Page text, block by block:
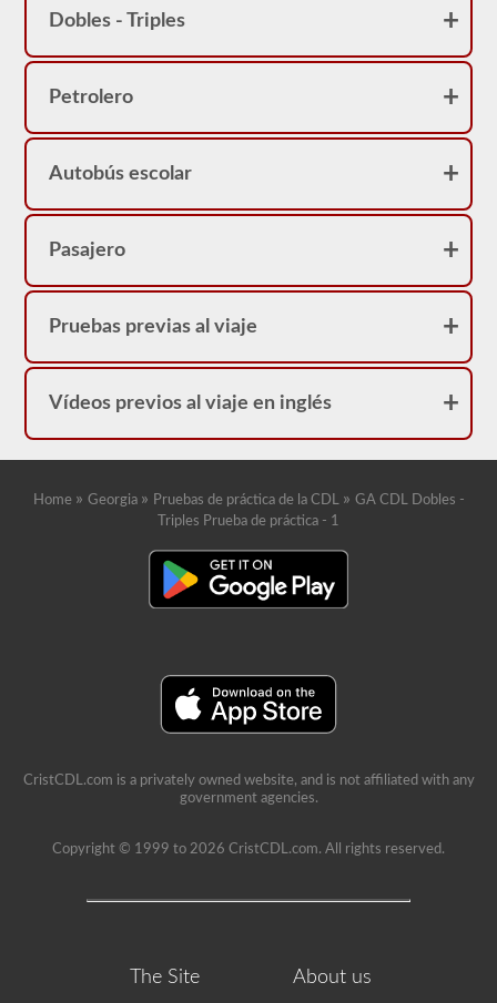
correcta.
Dobles - Triples
Petrolero
Autobús escolar
Pasajero
Pruebas previas al viaje
Vídeos previos al viaje en inglés
Home » Georgia » Pruebas de práctica de la CDL » GA CDL Dobles -
Triples Prueba de práctica - 1
CristCDL.com is a privately owned website, and is not affiliated with any
government agencies.
Copyright © 1999 to 2026 CristCDL.com. All rights reserved.
The Site About us